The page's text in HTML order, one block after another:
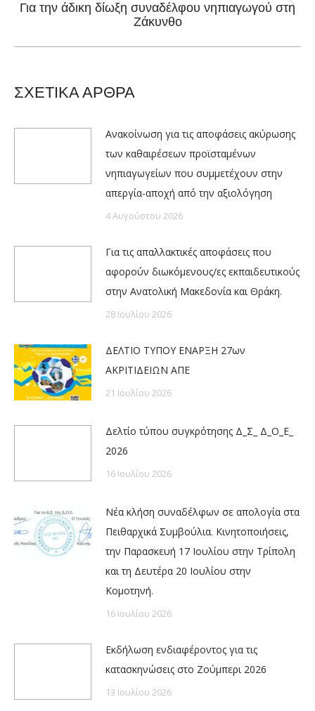
Next
Για την άδικη δίωξη συναδέλφου νηπιαγωγού στη
Ζάκυνθο
ΣΧΕΤΙΚΑ ΑΡΘΡΑ
Ανακοίνωση για τις αποφάσεις ακύρωσης
των καθαιρέσεων προϊσταμένων
νηπιαγωγείων που συμμετέχουν στην
απεργία-αποχή από την αξιολόγηση
4 Αυγούστου 2026
Για τις απαλλακτικές αποφάσεις που
αφορούν διωκόμενους/ες εκπαιδευτικούς
στην Ανατολική Μακεδονία και Θράκη.
28 Ιουλίου 2026
ΔΕΛΤΙΟ ΤΥΠΟΥ ΕΝΑΡΞΗ 27ων
ΑΚΡΙΤΙΔΕΙΩΝ ΑΠΕ
21 Ιουλίου 2026
Δελτίο τύπου συγκρότησης Δ_Σ_ Δ_Ο_Ε_
2026
16 Ιουλίου 2026
Νέα κλήση συναδέλφων σε απολογία στα
Πειθαρχικά Συμβούλια. Κινητοποιήσεις,
την Παρασκευή 17 Ιουλίου στην Τρίπολη
και τη Δευτέρα 20 Ιουλίου στην
Κομοτηνή.
16 Ιουλίου 2026
Εκδήλωση ενδιαφέροντος για τις
κατασκηνώσεις στο Ζούμπερι 2026
13 Ιουλίου 2026